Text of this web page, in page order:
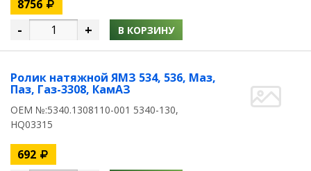
8756
- + В КОРЗИНУ
Ролик натяжной ЯМЗ 534, 536, Маз,
Паз, Газ-3308, КамАЗ
OEM №:5340.1308110-001 5340-130,
HQ03315
692